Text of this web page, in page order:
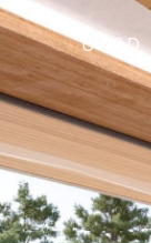
ÚVOD